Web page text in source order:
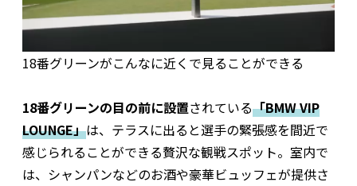
18番グリーンがこんなに近くで見ることができる
18番グリーンの目の前に設置されている「BMW VIP
LOUNGE」は、テラスに出ると選手の緊張感を間近で
感じられることができる贅沢な観戦スポット。室内で
は、シャンパンなどのお酒や豪華ビュッフェが提供さ